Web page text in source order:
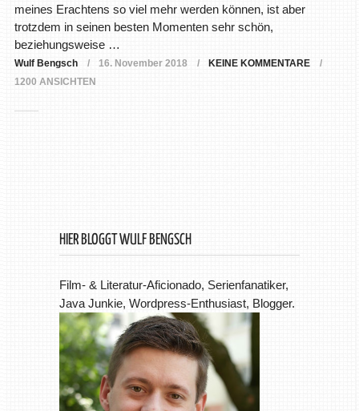
meines Erachtens so viel mehr werden können, ist aber
trotzdem in seinen besten Momenten sehr schön,
beziehungsweise …
Wulf Bengsch 16. November 2018
KEINE KOMMENTARE
1200 ANSICHTEN
HIER BLOGGT WULF BENGSCH
Film- & Literatur-Aficionado, Serienfanatiker,
Java Junkie, Wordpress-Enthusiast, Blogger.